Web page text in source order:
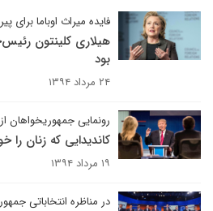
فایده میراث اوباما برای
هیلاری کلینتون
بود
۲۴ مرداد ۱۳۹۴
رونمایی جمهوریخواهان
کاندیدایی که زنان
۱۹ مرداد ۱۳۹۴
در مناظره انتخاباتی